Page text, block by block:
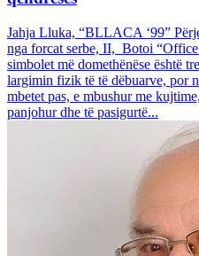
Jahja Lluka, “BLLACA ‘99”
nga forcat serbe, II, Botoi
simbolet më domethënëse është
largimin fizik të të dëbuarve, por
mbetet pas, e mbushur me
panjohur dhe të pasigurtë...